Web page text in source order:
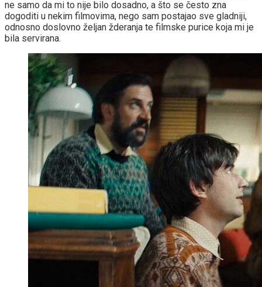
ne samo da mi to nije bilo dosadno, a što se često zna
dogoditi u nekim filmovima, nego sam postajao sve gladniji,
odnosno doslovno željan žderanja te filmske purice koja mi je
bila servirana.